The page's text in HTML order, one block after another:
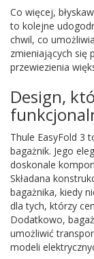
Co więcej,
to kolejne
chwil, co
zmieniających się
przewiezienia
Design,
Thule EasyFold 3
bagażnik. Jego
doskonale
Składana
bagażnika, kiedy
dla tych, którzy
Dodatkowo,
umożliwić
modeli